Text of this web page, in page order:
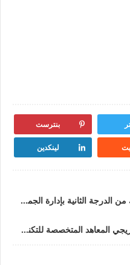
بنترست
لينكدين
مباراة توظيف 900 حراس الجمارك من الدرجة الثانية بإدارة الجمارك والضرائب غير المباشرة، آخر أجل هو 13 مارس 2026
مباراة توظيف تلاميذ ضباط صف خريجي المعاهد المتخصصة للتكنولوجيا التطبيقية تقنيين متخصصين بالبحرية الملكية. آخر أجل هو 15 أبريل 2026